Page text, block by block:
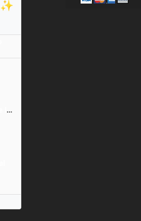
✨
Santa Teresa Benedicta de la Cruz